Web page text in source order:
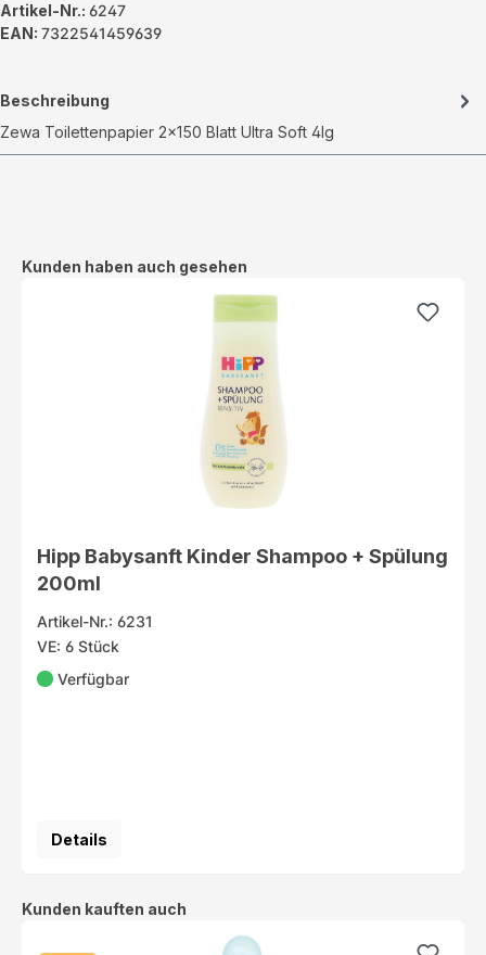
Artikel-Nr.: 6247
EAN: 7322541459639
Beschreibung
Zewa Toilettenpapier 2x150 Blatt Ultra Soft 4lg
Produktgalerie überspringen
Kunden haben auch gesehen
Hipp Babysanft Kinder Shampoo + Spülung
200ml
Artikel-Nr.: 6231
VE: 6 Stück
Verfügbar
Details
Produktgalerie überspringen
Kunden kauften auch